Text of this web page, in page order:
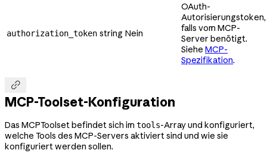
authorization_token string Nein
OAuth-
Autorisierungstoken,
falls vom MCP-
Server benötigt.
Siehe MCP-
Spezifikation.

MCP-Toolset-Konfiguration
Das MCPToolset befindet sich im tools-Array und konfiguriert,
welche Tools des MCP-Servers aktiviert sind und wie sie
konfiguriert werden sollen.